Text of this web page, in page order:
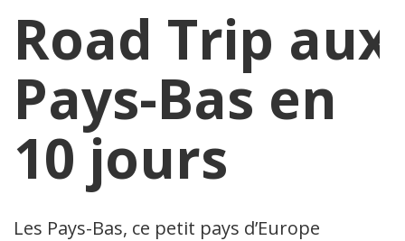
Road Trip aux
Pays-Bas en
10 jours
Les Pays-Bas, ce petit pays d’Europe